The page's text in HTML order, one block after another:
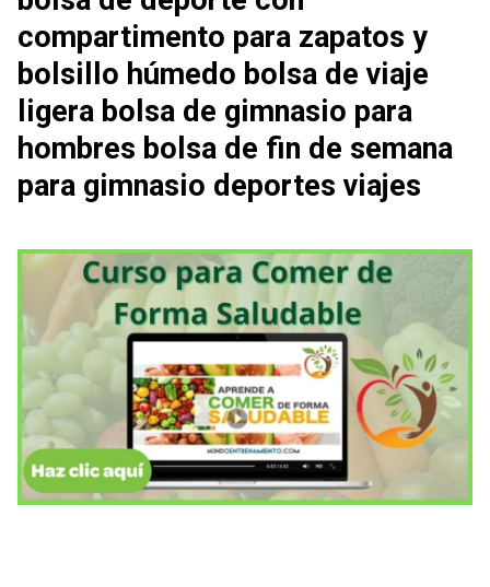
compartimento para zapatos y
bolsillo húmedo bolsa de viaje
ligera bolsa de gimnasio para
hombres bolsa de fin de semana
para gimnasio deportes viajes